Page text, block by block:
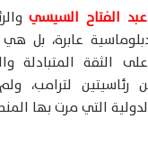
الفتاح السيسي
عابرة، بل هي
الثقة المتبادلة
رئاسيتين لترامب،
التي مرت بها